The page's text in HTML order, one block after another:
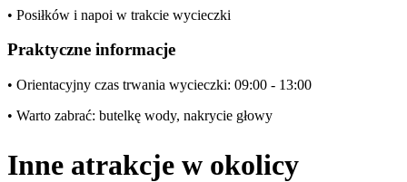
• Posiłków i napoi w trakcie wycieczki
Praktyczne informacje
• Orientacyjny czas trwania wycieczki: 09:00 - 13:00
• Warto zabrać: butelkę wody, nakrycie głowy
Inne atrakcje w okolicy